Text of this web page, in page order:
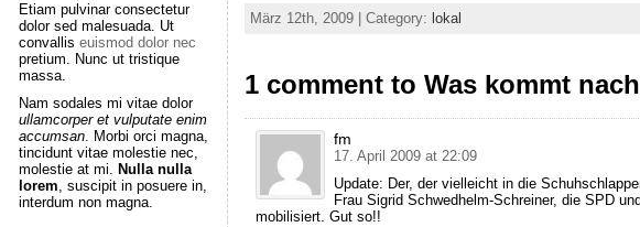
Etiam pulvinar consectetur
dolor sed malesuada. Ut
convallis euismod dolor nec
pretium. Nunc ut tristique
massa.
Nam sodales mi vitae dolor
ullamcorper et vulputate enim
accumsan. Morbi orci magna,
tincidunt vitae molestie nec,
molestie at mi. Nulla nulla
lorem, suscipit in posuere in,
interdum non magna.
März 12th, 2009 | Category: lokal
1 comment to Was kommt
fm
17. April 2009 at 22:09
Update: Der, der vielleicht in die
Frau Sigrid Schwedhelm-Schreiner, die SPD
mobilisiert. Gut so!!